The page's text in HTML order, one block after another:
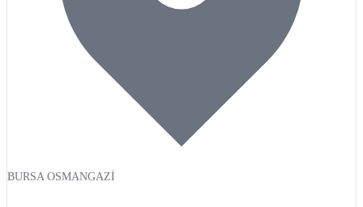
BURSA OSMANGAZİ